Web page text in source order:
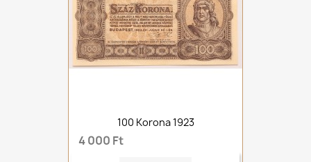
100 Korona 1923
4 000 Ft